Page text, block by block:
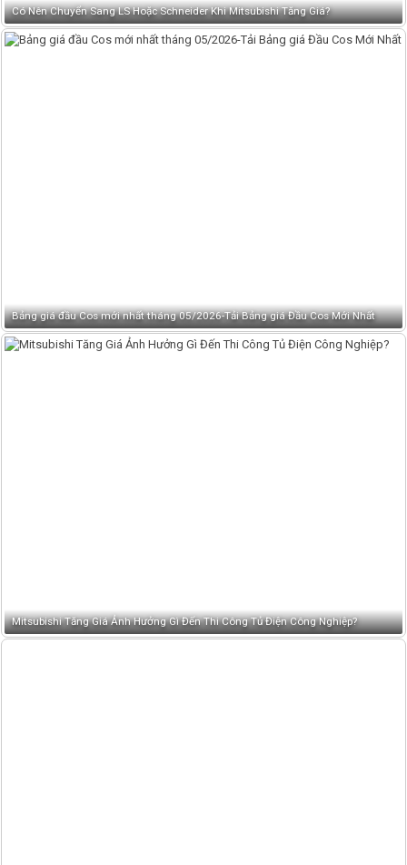
Có Nên Chuyển Sang LS Hoặc Schneider Khi Mitsubishi Tăng Giá?
Bảng giá đầu Cos mới nhất tháng 05/2026-Tải Bảng giá Đầu Cos Mới Nhất
Mitsubishi Tăng Giá Ảnh Hưởng Gì Đến Thi Công Tủ Điện Công Nghiệp?